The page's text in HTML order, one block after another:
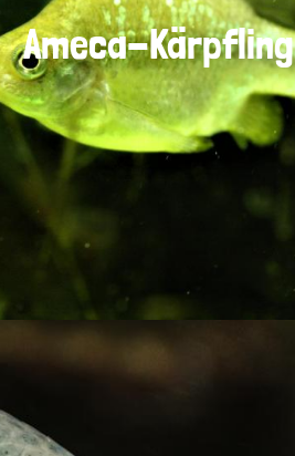
Ameca-Kärpfling